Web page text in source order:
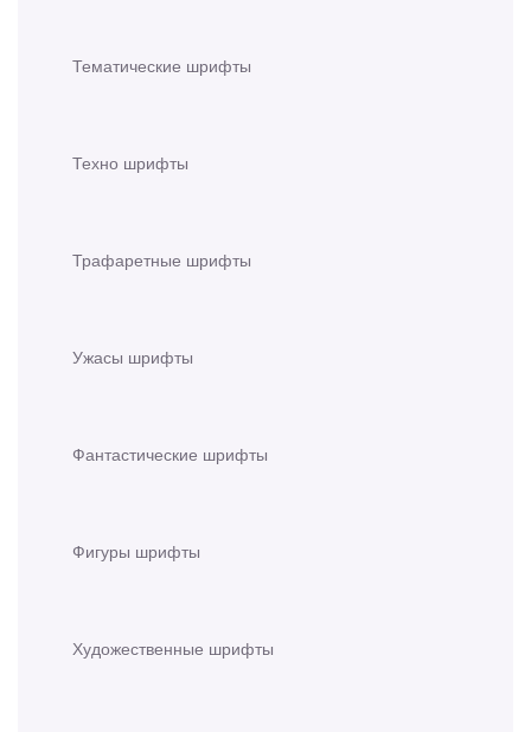
Тематические шрифты
Техно шрифты
Трафаретные шрифты
Ужасы шрифты
Фантастические шрифты
Фигуры шрифты
Художественные шрифты